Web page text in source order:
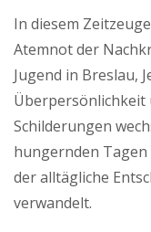
In diesem
Atemnot der
Jugend in Breslau,
Überpersönlichkeit
Schilderungen
hungernden Tagen
der alltägliche
verwandelt.